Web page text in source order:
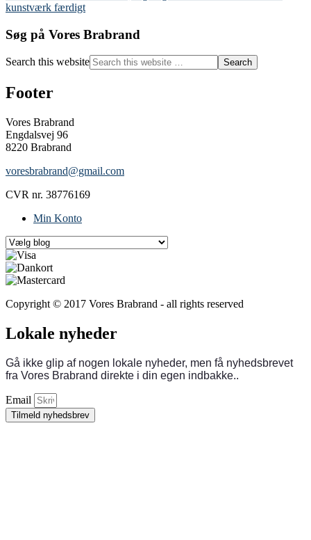
kunstværk færdigt
Søg på Vores Brabrand
Search this website
Footer
Vores Brabrand
Engdalsvej 96
8220 Brabrand
voresbrabrand@gmail.com
CVR nr. 38776169
Min Konto
Copyright © 2017 Vores Brabrand - all rights reserved
Lokale nyheder
Gå ikke glip af nogen lokale nyheder, men få nyhedsbrevet
fra Vores Brabrand direkte i din egen indbakke..
Email
Tilmeld nyhedsbrev